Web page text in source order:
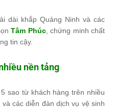
dài khắp Quảng Ninh và các
Tâm Phúc, chứng minh chất
tin cậy.
nền tảng
sao từ khách hàng trên nhiều
các diễn đàn dịch vụ vệ sinh